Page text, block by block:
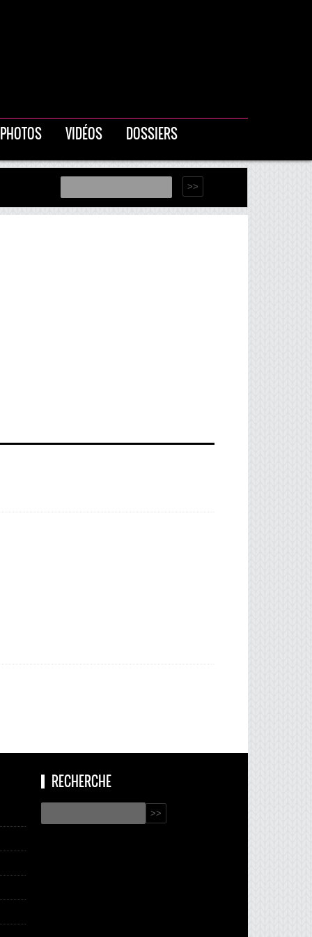
PHOTOS VIDÉOS DOSSIERS
RECHERCHE